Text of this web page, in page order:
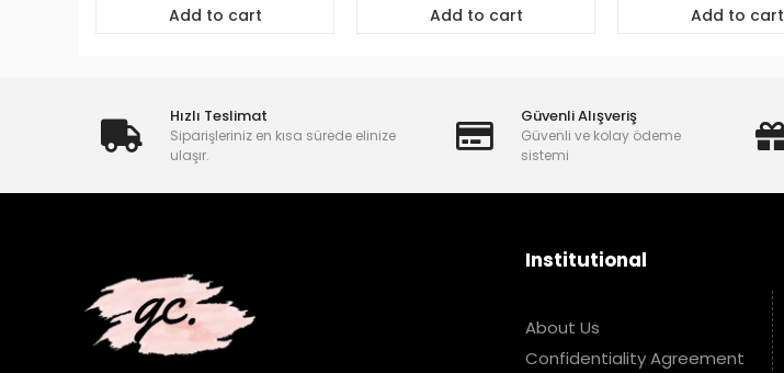
Add to cart Add to cart Add to cart
Hızlı Teslimat
Siparişleriniz en kısa sürede elinize
ulaşır.
Güvenli Alışveriş
Güvenli ve kolay ödeme
sistemi
Institutional
About Us
Confidentiality Agreement